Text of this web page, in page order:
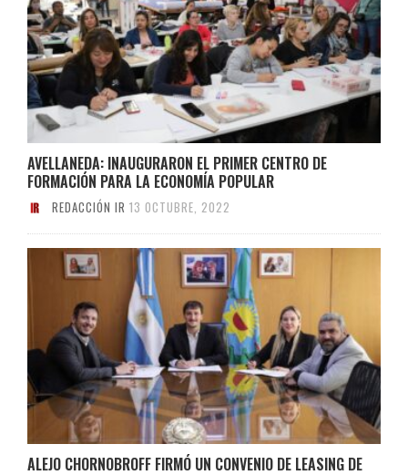
AVELLANEDA: INAUGURARON EL PRIMER CENTRO DE
FORMACIÓN PARA LA ECONOMÍA POPULAR
REDACCIÓN IR 13 OCTUBRE, 2022
ALEJO CHORNOBROFF FIRMÓ UN CONVENIO DE LEASING DE